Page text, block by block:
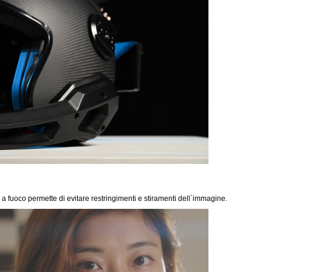
fuoco permette di evitare restringimenti e stiramenti dell`immagine.